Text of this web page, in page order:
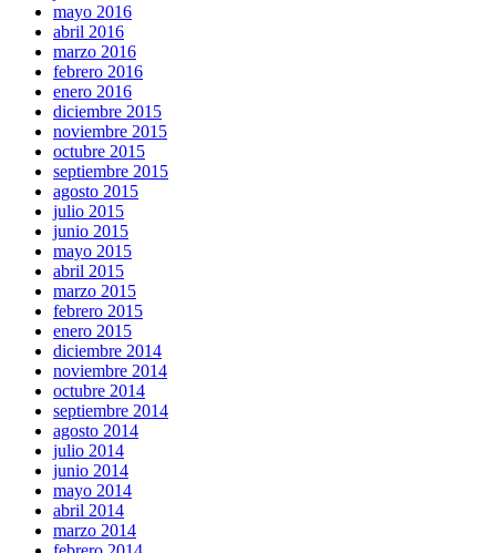
mayo 2016
abril 2016
marzo 2016
febrero 2016
enero 2016
diciembre 2015
noviembre 2015
octubre 2015
septiembre 2015
agosto 2015
julio 2015
junio 2015
mayo 2015
abril 2015
marzo 2015
febrero 2015
enero 2015
diciembre 2014
noviembre 2014
octubre 2014
septiembre 2014
agosto 2014
julio 2014
junio 2014
mayo 2014
abril 2014
marzo 2014